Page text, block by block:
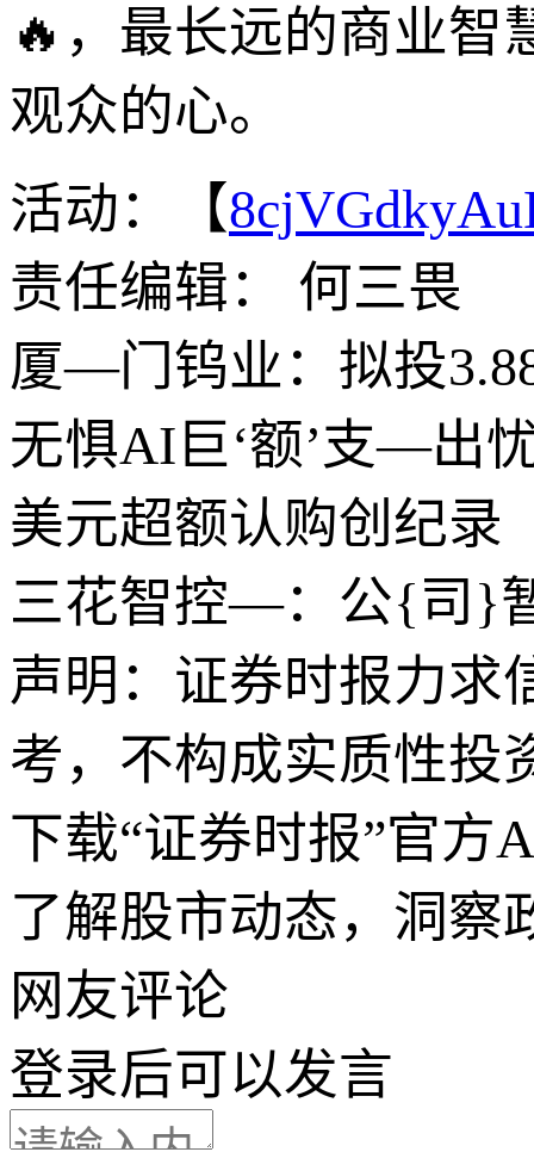
🔥，最长远的商业
观众的心。
活动：【
责任编辑： 何三畏
厦—门钨业：拟投
无惧AI巨‘额’支—出
美元超额认购创纪录
三花智控—：公{司}
声明：证券时报力求
考，不构成实质性投
下载“证券时报”官方
了解股市动态，洞察
网友评论
登录后可以发言